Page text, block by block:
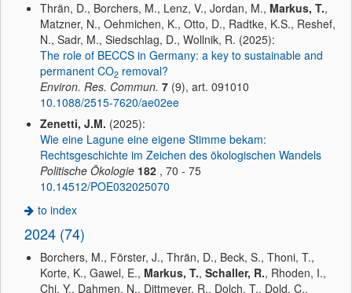
Thrän, D., Borchers, M., Lenz, V., Jordan, M., Markus, T.,
Matzner, N., Oehmichen, K., Otto, D., Radtke, K.S., Reshef,
N., Sadr, M., Siedschlag, D., Wollnik, R. (2025):
The role of BECCS in Germany: a key to sustainable and
permanent CO2 removal?
Environ. Res. Commun. 7 (9), art. 091010
10.1088/2515-7620/ae02ee
Zenetti, J.M. (2025):
Wie eine Lagune eine eigene Stimme bekam:
Rechtsgeschichte im Zeichen des ökologischen Wandels
Politische Ökologie 182 , 70 - 75
10.14512/POE032025070
to index
2024 (74)
Borchers, M., Förster, J., Thrän, D., Beck, S., Thoni, T.,
Korte, K., Gawel, E., Markus, T., Schaller, R., Rhoden, I.,
Chi, Y., Dahmen, N., Dittmeyer, R., Dolch, T., Dold, C.,